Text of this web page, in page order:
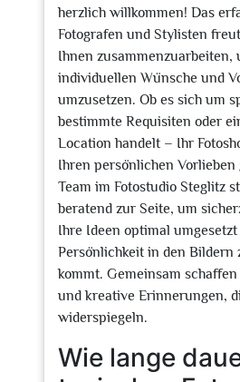
herzlich willkommen! Das
Fotografen und Stylisten
Ihnen zusammenzuarbeiten,
individuellen Wünsche und
umzusetzen. Ob es sich um
bestimmte Requisiten oder
Location handelt – Ihr
Ihren persönlichen Vorlieben
Team im Fotostudio Steglitz
beratend zur Seite, um
Ihre Ideen optimal
Persönlichkeit in den Bildern
kommt. Gemeinsam
und kreative Erinnerungen,
widerspiegeln.
Wie lange